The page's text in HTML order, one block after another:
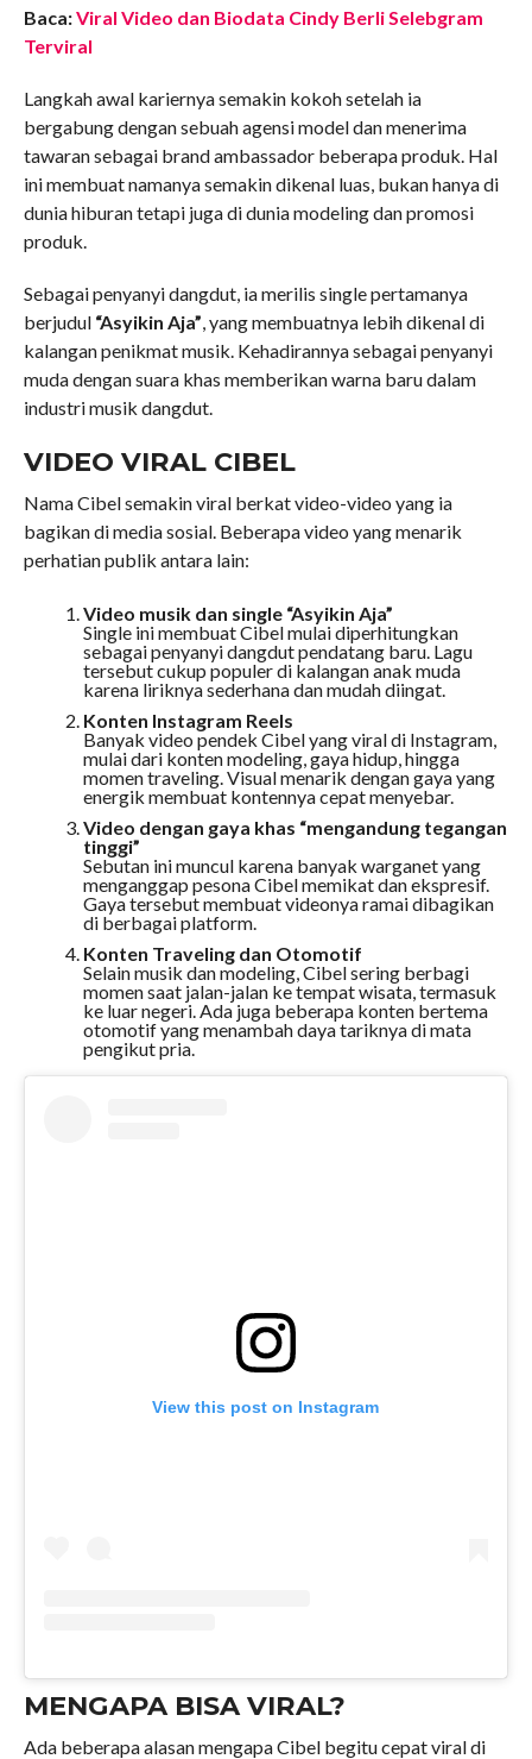
Baca:Viral Video dan Biodata Cindy Berli Selebgram
Terviral
Langkah awal kariernya semakin kokoh setelah ia
bergabung dengan sebuah agensi model dan menerima
tawaran sebagai brand ambassador beberapa produk. Hal
ini membuat namanya semakin dikenal luas, bukan hanya di
dunia hiburan tetapi juga di dunia modeling dan promosi
produk.
Sebagai penyanyi dangdut, ia merilis single pertamanya
berjudul “Asyikin Aja”, yang membuatnya lebih dikenal di
kalangan penikmat musik. Kehadirannya sebagai penyanyi
muda dengan suara khas memberikan warna baru dalam
industri musik dangdut.
VIDEO VIRAL CIBEL
Nama Cibel semakin viral berkat video-video yang ia
bagikan di media sosial. Beberapa video yang menarik
perhatian publik antara lain:
Video musik dan single “Asyikin Aja”
Single ini membuat Cibel mulai diperhitungkan
sebagai penyanyi dangdut pendatang baru. Lagu
tersebut cukup populer di kalangan anak muda
karena liriknya sederhana dan mudah diingat.
Konten Instagram Reels
Banyak video pendek Cibel yang viral di Instagram,
mulai dari konten modeling, gaya hidup, hingga
momen traveling. Visual menarik dengan gaya yang
energik membuat kontennya cepat menyebar.
Video dengan gaya khas “mengandung tegangan
tinggi”
Sebutan ini muncul karena banyak warganet yang
menganggap pesona Cibel memikat dan ekspresif.
Gaya tersebut membuat videonya ramai dibagikan
di berbagai platform.
Konten Traveling dan Otomotif
Selain musik dan modeling, Cibel sering berbagi
momen saat jalan-jalan ke tempat wisata, termasuk
ke luar negeri. Ada juga beberapa konten bertema
otomotif yang menambah daya tariknya di mata
pengikut pria.
View this post on Instagram
MENGAPA BISA VIRAL?
Ada beberapa alasan mengapa Cibel begitu cepat viral di